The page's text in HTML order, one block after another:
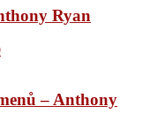
Ryan
– Anthony